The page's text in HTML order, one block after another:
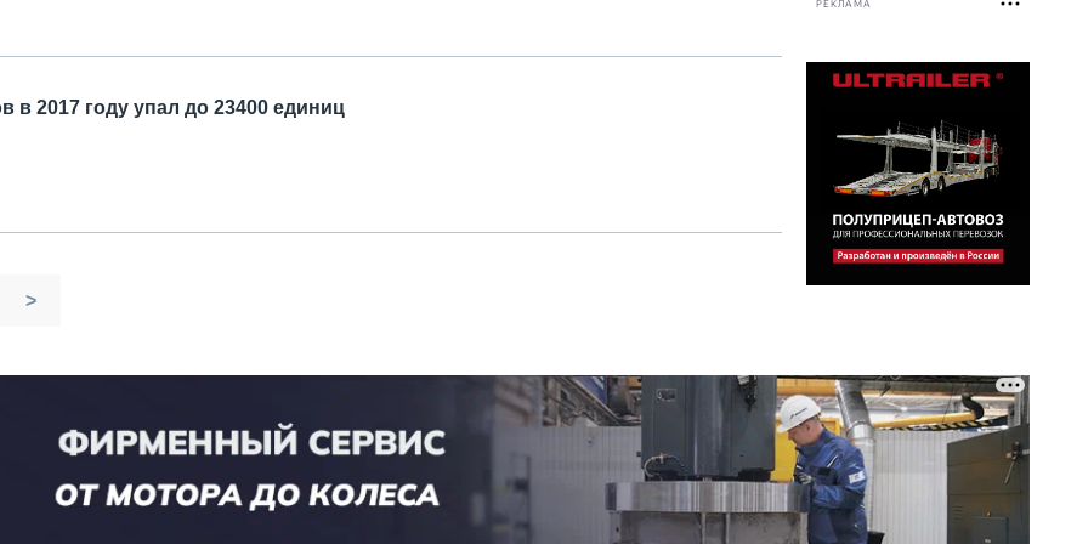
2017 году упал до 23400 единиц
РЕКЛАМА
>